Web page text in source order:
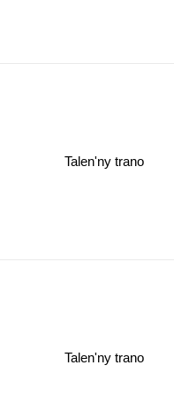
Talen'ny trano
Talen'ny trano